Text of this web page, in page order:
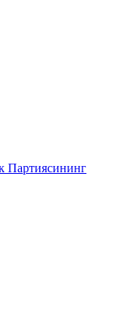
Партиясининг